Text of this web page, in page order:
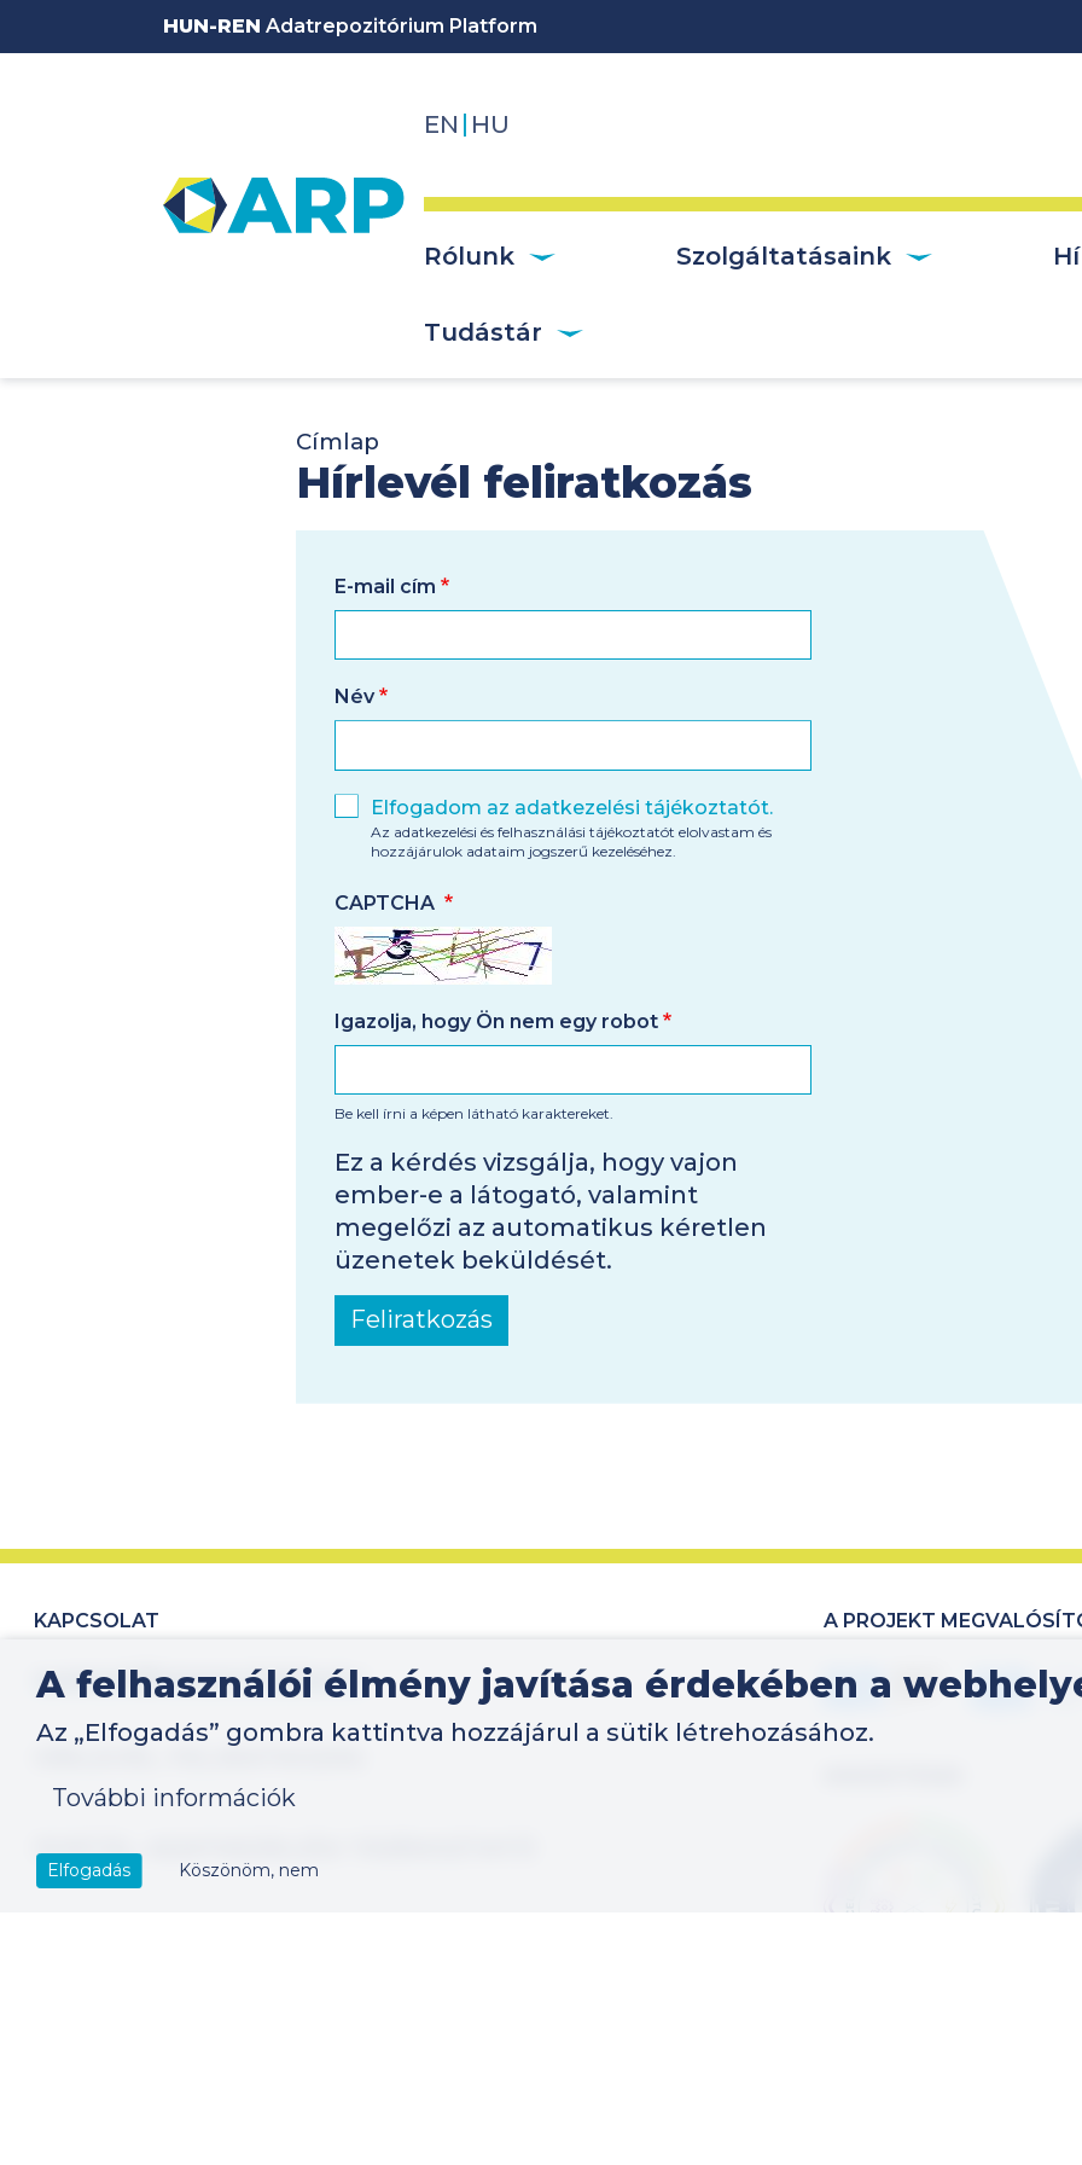
Ugrás a tartalomra
HUN-REN Adatrepozitórium Platform
EN HU
Rólunk Szolgáltatásaink
Tudástár
Címlap
Hírlevél feliratkozás
E-mail cím
Név
Elfogadom az adatkezelési tájékoztatót.
Az adatkezelési és felhasználási tájékoztatót elolvastam és
hozzájárulok adataim jogszerű kezeléséhez.
CAPTCHA
Igazolja, hogy Ön nem egy robot
Be kell írni a képen látható karaktereket.
Ez a kérdés vizsgálja, hogy vajon
ember-e a látogató, valamint
megelőzi az automatikus kéretlen
üzenetek beküldését.
Feliratkozás
KAPCSOLAT
support@researchdata.hu
LÁBLÉC
PORTÁL ADATKEZELÉSI TÁJÉKOZTATÓ
A PROJEKT
Kép Kép
A felhasználói élmény javítása érdekében a
Az „Elfogadás” gombra kattintva hozzájárul a sütik létrehozásához.
További információk
Elfogadás Köszönöm, nem